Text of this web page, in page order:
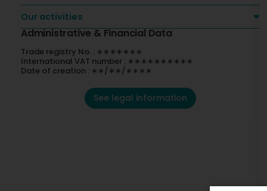
Our activities
Administrative & Financial Data
Trade registry No. : ∗∗∗∗∗∗∗
International VAT number : ∗∗∗∗∗∗∗∗∗∗
Date of creation : ∗∗/∗∗/∗∗∗∗
See legal information